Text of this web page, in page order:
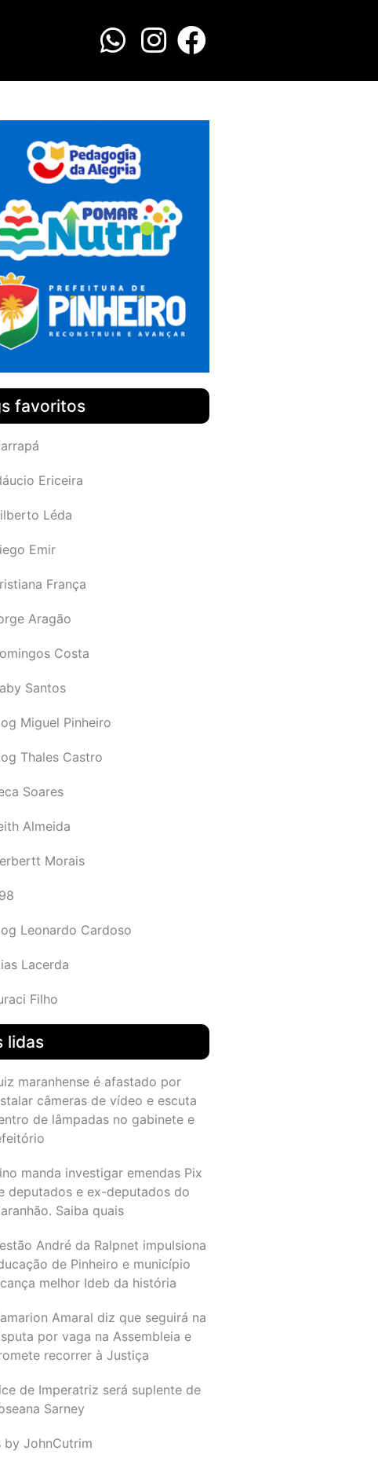
favoritos
Ericeira
Léda
Emir
França
Aragão
Costa
Santos
Miguel Pinheiro
Thales Castro
Soares
Almeida
Morais
Leonardo Cardoso
Lacerda
Filho
lidas
maranhense é afastado por
câmeras de vídeo e escuta
de lâmpadas no gabinete e
manda investigar emendas Pix
deputados e ex-deputados do
Saiba quais
André da Ralpnet impulsiona
de Pinheiro e município
melhor Ideb da história
Amaral diz que seguirá na
por vaga na Assembleia e
recorrer à Justiça
de Imperatriz será suplente de
Sarney
by JohnCutrim